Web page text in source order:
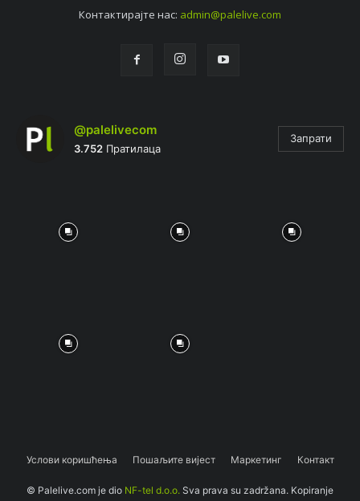
Контактирајтe нас: admin@palelive.com
@palelivecom
3.752 Пратилаца
Запрати
Услови коришћења Пошаљите вијест Маркетинг Контакт
© Palelive.com je dio NF-tel d.o.o. Sva prava su zadržana. Kopiranje